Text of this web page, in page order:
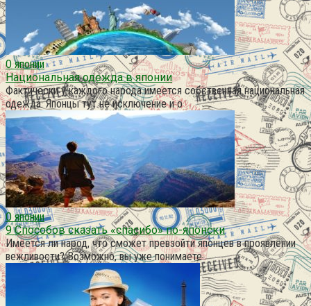
О японии
Национальная одежда в японии
Фактически у каждого народа имеется собственная национальная
одежда. Японцы тут не исключение и о
О японии
9 Способов сказать «спасибо» по-японски
Имеется ли народ, что сможет превзойти японцев в проявлении
вежливости? Возможно, вы уже понимаете